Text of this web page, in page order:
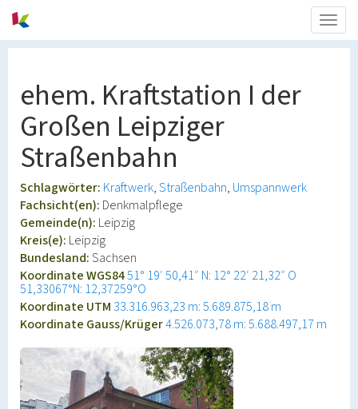
ehem. Kraftstation I der
Großen Leipziger
Straßenbahn
Schlagwörter: Kraftwerk Straßenbahn Umspannwerk
Fachsicht(en): Denkmalpflege
Gemeinde(n): Leipzig
Kreis(e): Leipzig
Bundesland:Sachsen
Koordinate WGS8451° 19′ 50,41″ N: 12° 22′ 21,32″ O
51,33067°N: 12,37259°O
Koordinate UTM 33.316.963,23 m: 5.689.875,18 m
Koordinate Gauss/Krüger4.526.073,78 m: 5.688.497,17 m